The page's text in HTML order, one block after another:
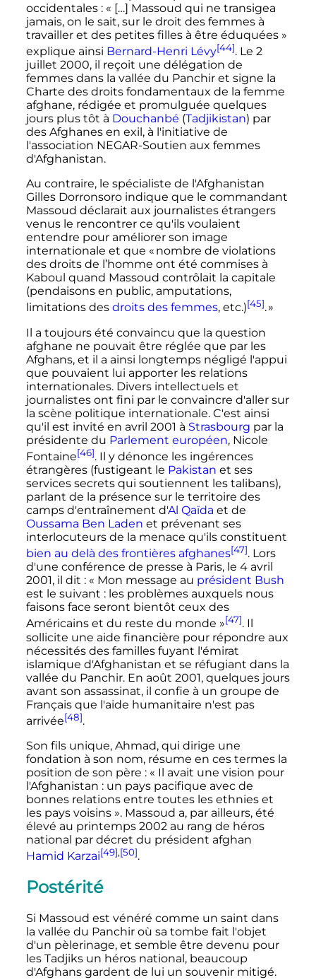
occidentales : « […] Massoud qui ne transigea
jamais, on le sait, sur le droit des femmes à
travailler et des petites filles à être éduquées »
explique ainsi Bernard-Henri Lévy[44]. Le 2
juillet 2000, il reçoit une délégation de
femmes dans la vallée du Panchir et signe la
Charte des droits fondamentaux de la femme
afghane, rédigée et promulguée quelques
jours plus tôt à Douchanbé (Tadjikistan) par
des Afghanes en exil, à l'initiative de
l'association NEGAR-Soutien aux femmes
d'Afghanistan.
Au contraire, le spécialiste de l'Afghanistan
Gilles Dorronsoro indique que le commandant
Massoud déclarait aux journalistes étrangers
venus le rencontrer ce qu'ils voulaient
entendre pour améliorer son image
internationale et que « nombre de violations
des droits de l’homme ont été commises à
Kaboul quand Massoud contrôlait la capitale
(pendaisons en public, amputations,
limitations des droits des femmes, etc.)[45]. »
Il a toujours été convaincu que la question
afghane ne pouvait être réglée que par les
Afghans, et il a ainsi longtemps négligé l'appui
que pouvaient lui apporter les relations
internationales. Divers intellectuels et
journalistes ont fini par le convaincre d'aller sur
la scène politique internationale. C'est ainsi
qu'il est invité en avril 2001 à Strasbourg par la
présidente du Parlement européen, Nicole
Fontaine[46]. Il y dénonce les ingérences
étrangères (fustigeant le Pakistan et ses
services secrets qui soutiennent les talibans),
parlant de la présence sur le territoire des
camps d'entraînement d'Al Qaïda et de
Oussama Ben Laden et prévenant ses
interlocuteurs de la menace qu'ils constituent
bien au delà des frontières afghanes[47]. Lors
d'une conférence de presse à Paris, le 4 avril
2001, il dit : « Mon message au président Bush
est le suivant : les problèmes auxquels nous
faisons face seront bientôt ceux des
Américains et du reste du monde »[47]. Il
sollicite une aide financière pour répondre aux
nécessités des familles fuyant l'émirat
islamique d'Afghanistan et se réfugiant dans la
vallée du Panchir. En août 2001, quelques jours
avant son assassinat, il confie à un groupe de
Français que l'aide humanitaire n'est pas
arrivée[48].
Son fils unique, Ahmad, qui dirige une
fondation à son nom, résume en ces termes la
position de son père : « Il avait une vision pour
l'Afghanistan : un pays pacifique avec de
bonnes relations entre toutes les ethnies et
les pays voisins ». Massoud a, par ailleurs, été
élevé au printemps 2002 au rang de héros
national par décret du président afghan
Hamid Karzai[49],[50].
Postérité
Si Massoud est vénéré comme un saint dans
la vallée du Panchir où sa tombe fait l'objet
d'un pèlerinage, et semble être devenu pour
les Tadjiks un héros national, beaucoup
d'Afghans gardent de lui un souvenir mitigé.